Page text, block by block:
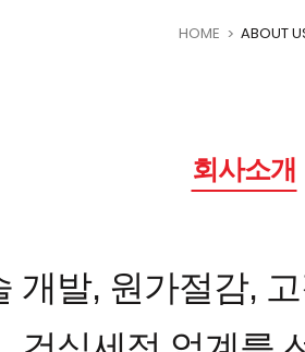
HOME ABOUT
회사소개
개발, 원가절감,